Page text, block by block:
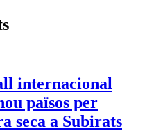
internacional
països per
seca a Subirats